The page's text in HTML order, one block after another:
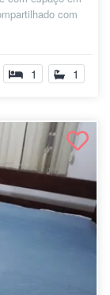
com
1 1